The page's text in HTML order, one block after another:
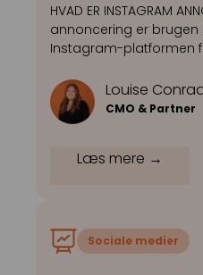
HVAD ER INSTAGRAM
annoncering er
Instagram-platformen
Louise
CMO & Partner
Læs mere →
Sociale medier